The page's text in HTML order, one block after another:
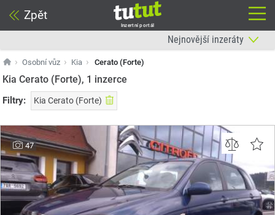
Zpět
Inzertní portál
Osobní vůz Kia Cerato (Forte)
Kia Cerato (Forte), 1 inzerce
Filtry: Kia Cerato (Forte)
47